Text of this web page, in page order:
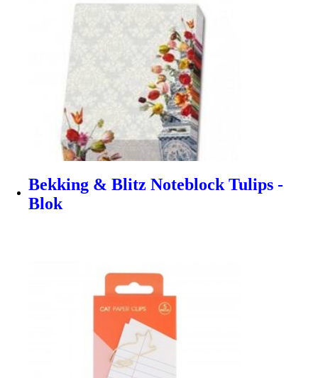
Bekking & Blitz Noteblock Tulips -
Blok